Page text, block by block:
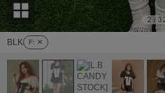
ョン雑貨 (850)
/ランジェリー (127)
Ame no chi Hare
アメノチハレ
AMOMMA
アモマ
ánuans
BLK F: ✕
2 /